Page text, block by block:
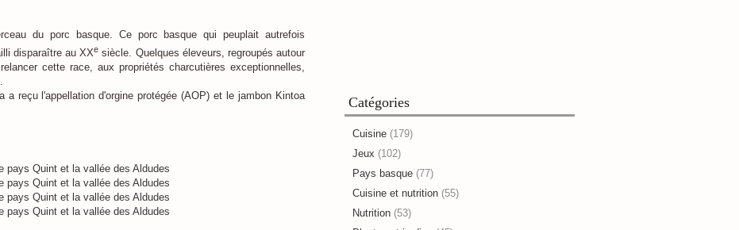
du porc basque. Ce porc basque qui peuplait autrefois
disparaître au XXe siècle. Quelques éleveurs, regroupés autour
cette race, aux propriétés charcutières exceptionnelles,
a reçu l'appellation d'orgine protégée (AOP) et le jambon Kintoa
Catégories
Cuisine (179)
Jeux (102)
Pays basque (77)
Cuisine et nutrition (55)
Nutrition (53)